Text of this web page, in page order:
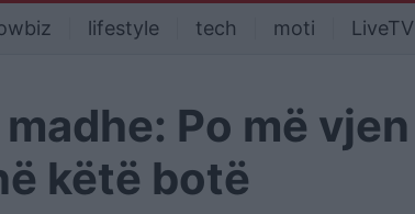
lifestyle tech moti LiveTV
Po më vjen
këtë botë